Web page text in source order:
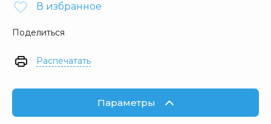
В избранное
Поделиться
Распечатать
Параметры